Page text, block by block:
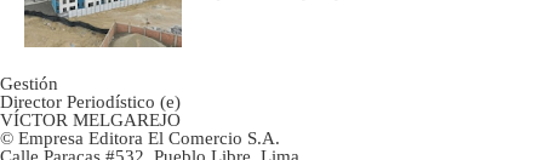
Gestión
Director Periodístico (e)
VÍCTOR MELGAREJO
© Empresa Editora El Comercio S.A.